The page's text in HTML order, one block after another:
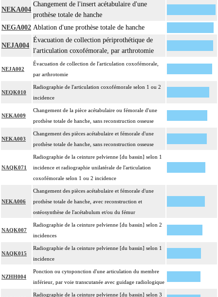
NEKA004
Changement de l'insert acétabulaire d'une
prothèse totale de hanche
NEGA002 Ablation d'une prothèse totale de hanche
NEJA004
Évacuation de collection périprothétique de
l'articulation coxofémorale, par arthrotomie
NEJA002
Évacuation de collection de l'articulation coxofémorale,
par arthrotomie
NEQK010
Radiographie de l'articulation coxofémorale selon 1 ou 2
incidence
NEKA009
Changement de la pièce acétabulaire ou fémorale d'une
prothèse totale de hanche, sans reconstruction osseuse
NEKA003
Changement des pièces acétabulaire et fémorale d'une
prothèse totale de hanche, sans reconstruction osseuse
NAQK071
Radiographie de la ceinture pelvienne [du bassin] selon 1
incidence et radiographie unilatérale de l'articulation
coxofémorale selon 1 ou 2 incidence
NEKA006
Changement des pièces acétabulaire et fémorale d'une
prothèse totale de hanche, avec reconstruction et
ostéosynthèse de l'acétabulum et/ou du fémur
NAQK007
Radiographie de la ceinture pelvienne [du bassin] selon 2
incidences
NAQK015
Radiographie de la ceinture pelvienne [du bassin] selon 1
incidence
NZHH004
Ponction ou cytoponction d'une articulation du membre
inférieur, par voie transcutanée avec guidage radiologique
Radiographie de la ceinture pelvienne [du bassin] selon 3